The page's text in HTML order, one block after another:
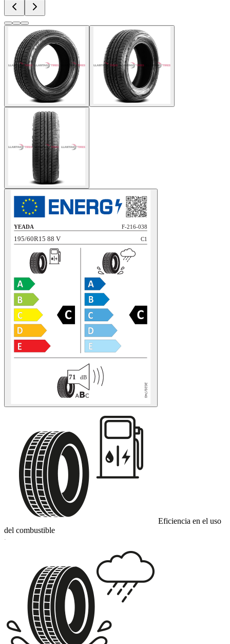
Eficiencia en el uso
del combustible
C